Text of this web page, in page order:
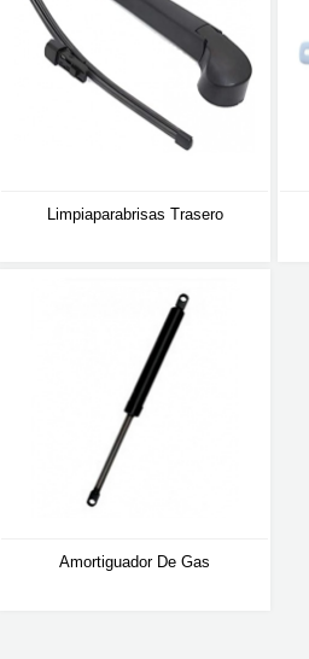
Limpiaparabrisas Trasero
Amortiguador De Gas